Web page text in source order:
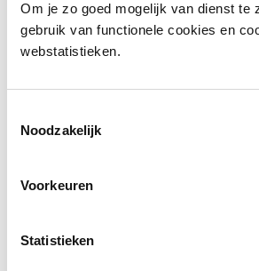
Om je zo goed mogelijk van dienst te
gebruik van functionele cookies en
webstatistieken.
Noodzakelijk
Voorkeuren
Statistieken
FacebookLinkedIn
Andere bezoekers bekeken ook